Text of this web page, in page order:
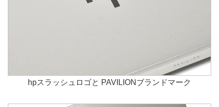
hpスラッシュロゴと PAVILIONブランドマーク